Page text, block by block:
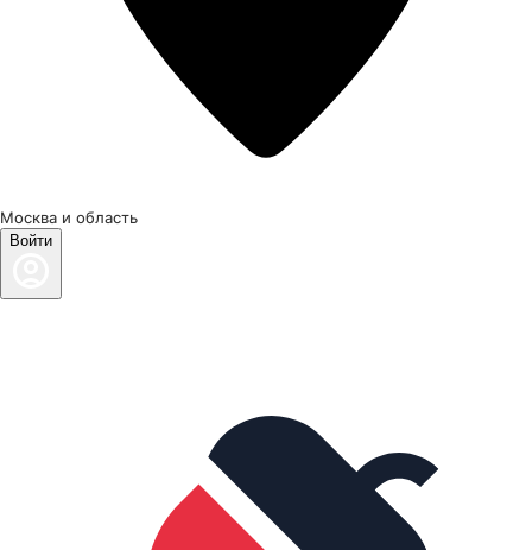
Москва и область
Войти